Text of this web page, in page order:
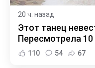
20 ч. назад
Этот танец
Пересмотрела 10
110 54 67